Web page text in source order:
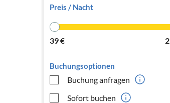
Preis / Nacht
39€
Buchungsoptionen
Buchung anfragen
Sofort buchen